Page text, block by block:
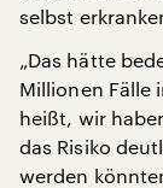
selbst
„Das hätte
Millionen Fälle
heißt, wir
das Risiko
werden